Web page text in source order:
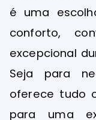
é uma
conforto,
excepcional
Seja para
oferece tudo
para uma